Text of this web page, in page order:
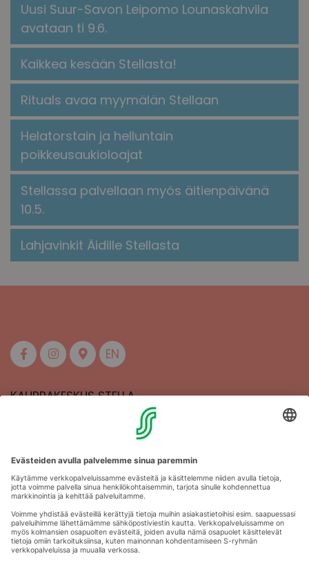
Uusi Suur-Savon Leipomo Lounaskahvila
avataan ti 9.6.
Kaikkea kesään Stellasta!
​​Rituals avaa myymälän Stellaan​
Helatorstain ja helluntain
poikkeusaukioloajat
Stellassa palvellaan myös äitienpäivänä
10.5.
Lahjavinkit Äidille Stellasta
EN
KAUPPAKESKUS STELLA
Aukioloajat
Anna palautetta
Kartat
Stellan esittely